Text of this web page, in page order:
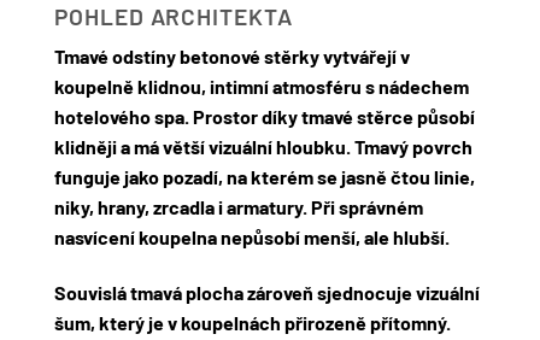
POHLED ARCHITEKTA
Tmavé odstíny betonové stěrky vytvářejí v
koupelně klidnou, intimní atmosféru s nádechem
hotelového spa. Prostor díky tmavé stěrce působí
klidněji a má větší vizuální hloubku. Tmavý povrch
funguje jako pozadí, na kterém se jasně čtou linie,
niky, hrany, zrcadla i armatury. Při správném
nasvícení koupelna nepůsobí menší, ale hlubší.
Souvislá tmavá plocha zároveň sjednocuje vizuální
šum, který je v koupelnách přirozeně přítomný.